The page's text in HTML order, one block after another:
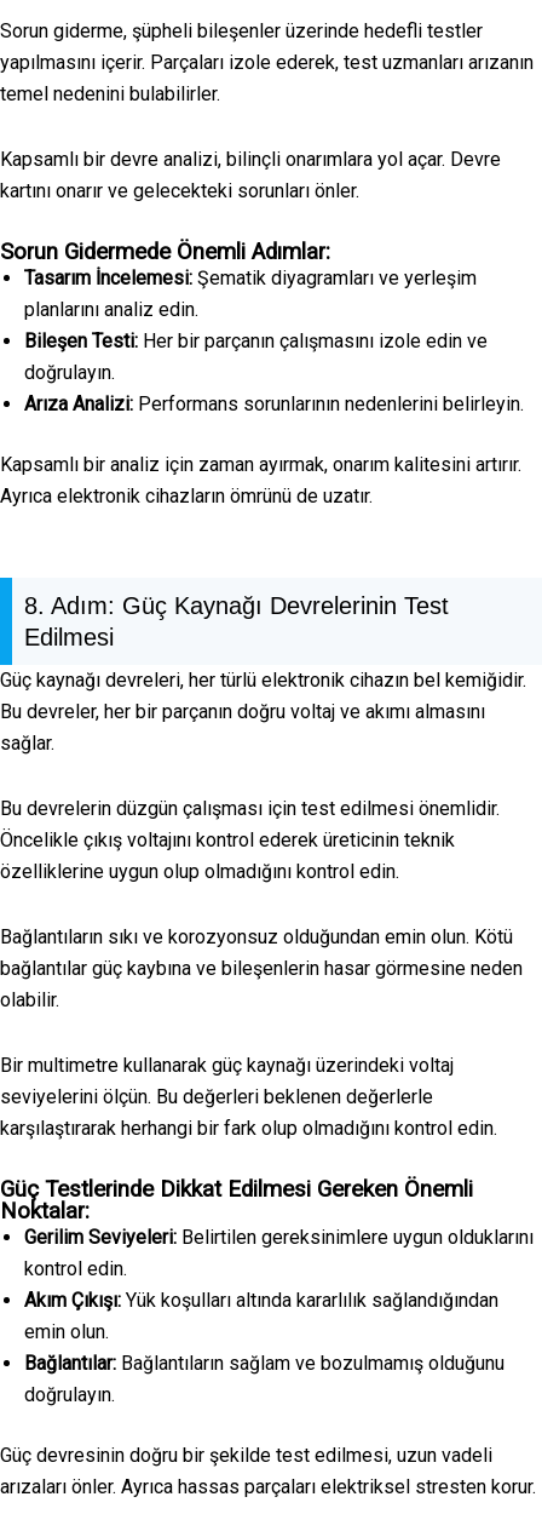
Sorun giderme, şüpheli bileşenler üzerinde hedefli testler
yapılmasını içerir. Parçaları izole ederek, test uzmanları arızanın
temel nedenini bulabilirler.
Kapsamlı bir devre analizi, bilinçli onarımlara yol açar. Devre
kartını onarır ve gelecekteki sorunları önler.
Sorun Gidermede Önemli Adımlar:
Tasarım İncelemesi: Şematik diyagramları ve yerleşim
planlarını analiz edin.
Bileşen Testi: Her bir parçanın çalışmasını izole edin ve
doğrulayın.
Arıza Analizi: Performans sorunlarının nedenlerini belirleyin.
Kapsamlı bir analiz için zaman ayırmak, onarım kalitesini artırır.
Ayrıca elektronik cihazların ömrünü de uzatır.
8. Adım: Güç Kaynağı Devrelerinin Test
Edilmesi
Güç kaynağı devreleri, her türlü elektronik cihazın bel kemiğidir.
Bu devreler, her bir parçanın doğru voltaj ve akımı almasını
sağlar.
Bu devrelerin düzgün çalışması için test edilmesi önemlidir.
Öncelikle çıkış voltajını kontrol ederek üreticinin teknik
özelliklerine uygun olup olmadığını kontrol edin.
Bağlantıların sıkı ve korozyonsuz olduğundan emin olun. Kötü
bağlantılar güç kaybına ve bileşenlerin hasar görmesine neden
olabilir.
Bir multimetre kullanarak güç kaynağı üzerindeki voltaj
seviyelerini ölçün. Bu değerleri beklenen değerlerle
karşılaştırarak herhangi bir fark olup olmadığını kontrol edin.
Güç Testlerinde Dikkat Edilmesi Gereken Önemli
Noktalar:
Gerilim Seviyeleri: Belirtilen gereksinimlere uygun olduklarını
kontrol edin.
Akım Çıkışı: Yük koşulları altında kararlılık sağlandığından
emin olun.
Bağlantılar: Bağlantıların sağlam ve bozulmamış olduğunu
doğrulayın.
Güç devresinin doğru bir şekilde test edilmesi, uzun vadeli
arızaları önler. Ayrıca hassas parçaları elektriksel stresten korur.